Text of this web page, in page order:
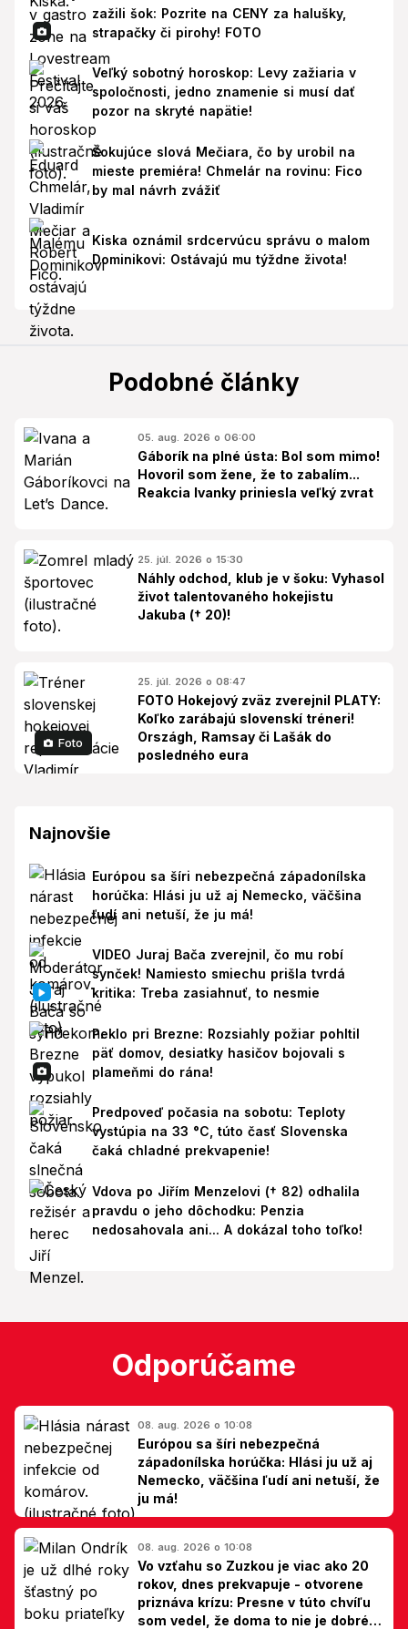
zažili šok: Pozrite na CENY za halušky,
strapačky či pirohy! FOTO
Veľký sobotný horoskop: Levy zažiaria v
spoločnosti, jedno znamenie si musí dať
pozor na skryté napätie!
Šokujúce slová Mečiara, čo by urobil na
mieste premiéra! Chmelár na rovinu: Fico
by mal návrh zvážiť
Kiska oznámil srdcervúcu správu o malom
Dominikovi: Ostávajú mu týždne života!
Podobné články
05. aug. 2026 o 06:00
Gáborík na plné ústa: Bol som mimo!
Hovoril som žene, že to zabalím...
Reakcia Ivanky priniesla veľký zvrat
25. júl. 2026 o 15:30
Náhly odchod, klub je v šoku: Vyhasol
život talentovaného hokejistu
Jakuba († 20)!
Foto
25. júl. 2026 o 08:47
FOTO Hokejový zväz zverejnil PLATY:
Koľko zarábajú slovenskí tréneri!
Országh, Ramsay či Lašák do
posledného eura
Najnovšie
Európou sa šíri nebezpečná západonílska
horúčka: Hlási ju už aj Nemecko, väčšina
ľudí ani netuší, že ju má!
VIDEO Juraj Bača zverejnil, čo mu robí
synček! Namiesto smiechu prišla tvrdá
kritika: Treba zasiahnuť, to nesmie
Peklo pri Brezne: Rozsiahly požiar pohltil
päť domov, desiatky hasičov bojovali s
plameňmi do rána!
Predpoveď počasia na sobotu: Teploty
vystúpia na 33 °C, túto časť Slovenska
čaká chladné prekvapenie!
Vdova po Jiřím Menzelovi († 82) odhalila
pravdu o jeho dôchodku: Penzia
nedosahovala ani... A dokázal toho toľko!
Odporúčame
08. aug. 2026 o 10:08
Európou sa šíri nebezpečná
západonílska horúčka: Hlási ju už aj
Nemecko, väčšina ľudí ani netuší, že
ju má!
08. aug. 2026 o 10:08
Vo vzťahu so Zuzkou je viac ako 20
rokov, dnes prekvapuje - otvorene
priznáva krízu: Presne v túto chvíľu
som vedel, že doma to nie je dobré,